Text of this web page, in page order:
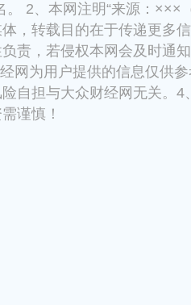
。 2、本网注明“来源：×××
，转载目的在于传递更多
责，若侵权本网会及时通
网为用户提供的信息仅供
自担与大众财经网无关。4
谨慎！